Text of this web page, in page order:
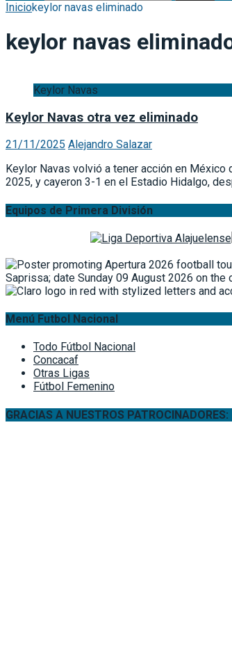
Iniciokeylor navas eliminado
keylor navas
Keylor Navas
Keylor Navas otra vez eliminado
21/11/2025 Alejandro Salazar
Keylor Navas volvió a tener acción en
2025, y cayeron 3-1 en el Estadio Hidalgo,
Equipos de Primera División
Menú Futbol Nacional
Todo Fútbol Nacional
Concacaf
Otras Ligas
Fútbol Femenino
GRACIAS A NUESTROS PATROCINADORES: